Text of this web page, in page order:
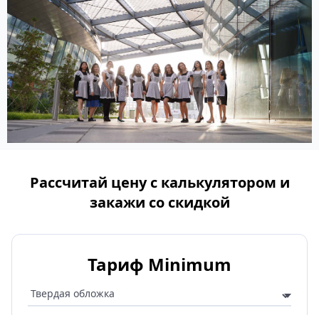
Рассчитай цену с калькулятором и
закажи со скидкой
Тариф Minimum